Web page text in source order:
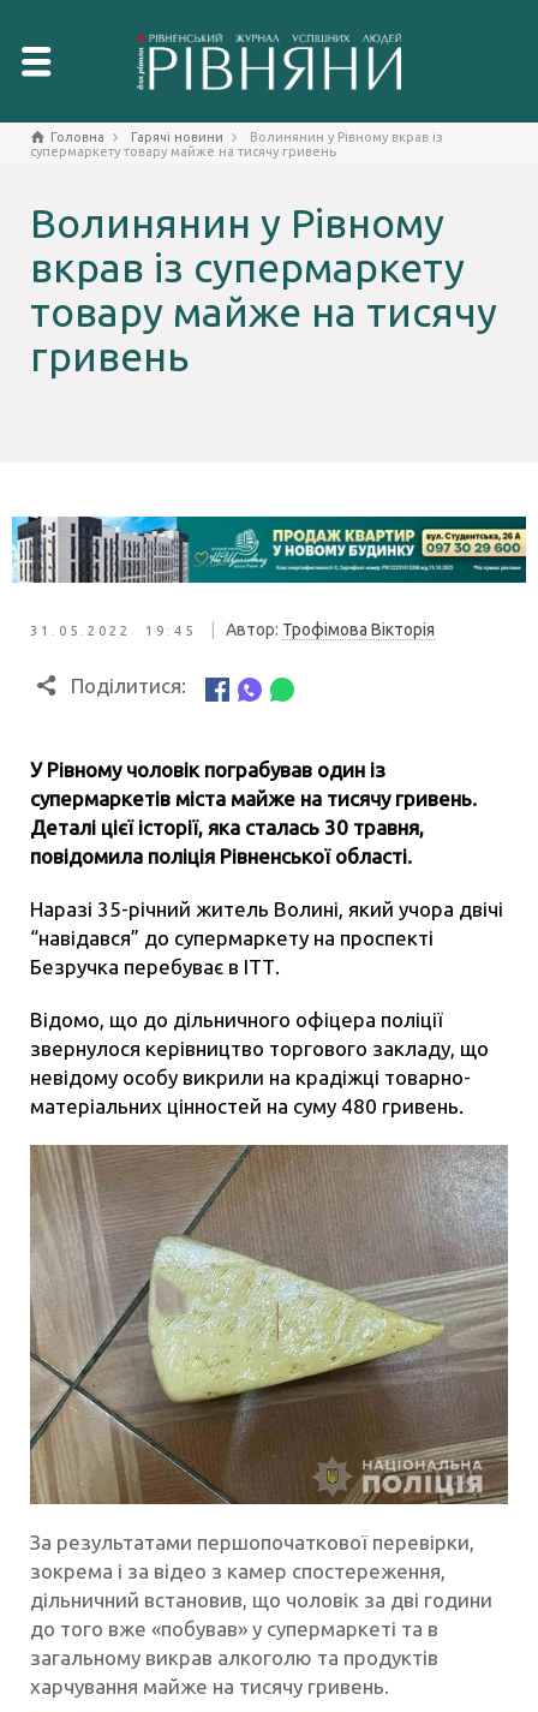
Головна Гарячі новини
Волинянин у Рівному вкрав із
супермаркету товару майже на тисячу гривень
Волинянин у Рівному
вкрав із супермаркету
товару майже на тисячу
гривень
31.05.2022 19:45 Автор: Трофімова Вікторія
Поділитися:
У Рівному чоловік пограбував один із
супермаркетів міста майже на тисячу гривень.
Деталі цієї історії, яка сталась 30 травня,
повідомила поліція Рівненської області.
Наразі 35-річний житель Волині, який учора двічі
“навідався” до супермаркету на проспекті
Безручка перебуває в ІТТ.
Відомо, що до дільничного офіцера поліції
звернулося керівництво торгового закладу, що
невідому особу викрили на крадіжці товарно-
матеріальних цінностей на суму 480 гривень.
За результатами першопочаткової перевірки,
зокрема і за відео з камер спостереження,
дільничний встановив, що чоловік за дві години
до того вже «побував» у супермаркеті та в
загальному викрав алкоголю та продуктів
харчування майже на тисячу гривень.